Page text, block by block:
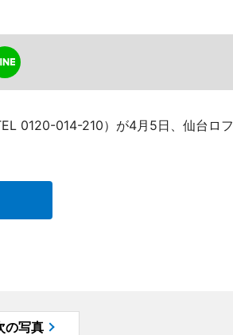
0120-014-210）が4月5日、仙台ロフ
の写真